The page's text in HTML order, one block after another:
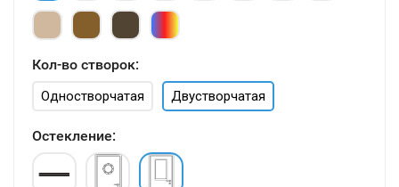
Кол-во створок:
Одностворчатая Двустворчатая
Остекление: